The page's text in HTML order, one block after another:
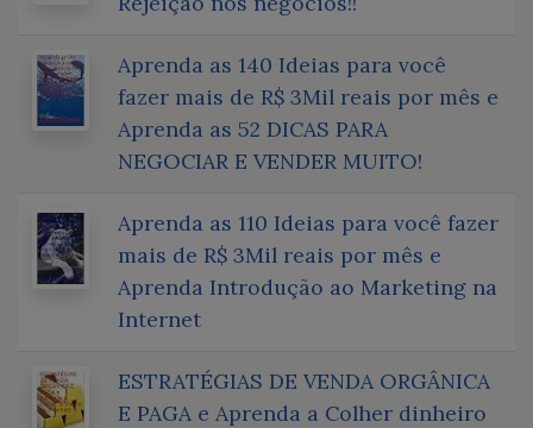
Aprenda as 140 Ideias para você
fazer mais de R$ 3Mil reais por mês e
Aprenda as 52 DICAS PARA
NEGOCIAR E VENDER MUITO!
Aprenda as 110 Ideias para você fazer
mais de R$ 3Mil reais por mês e
Aprenda Introdução ao Marketing na
Internet
ESTRATÉGIAS DE VENDA ORGÂNICA
E PAGA e Aprenda a Colher dinheiro